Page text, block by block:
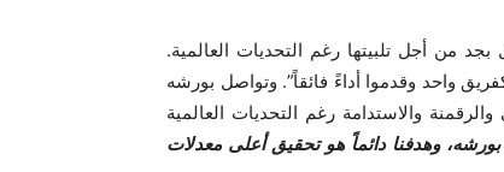
من أجل تلبيتها رغم التحديات العالمية.
واحد وقدموا أداءً فائقاً”. وتواصل بورشه
والاستدامة رغم التحديات العالمية
بورشه، وهدفنا دائماً هو تحقيق أعلى معدلات